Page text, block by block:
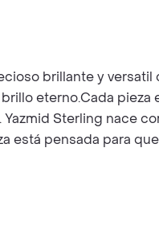
brillante y
eterno.Cada
Sterling nace
está pensada para